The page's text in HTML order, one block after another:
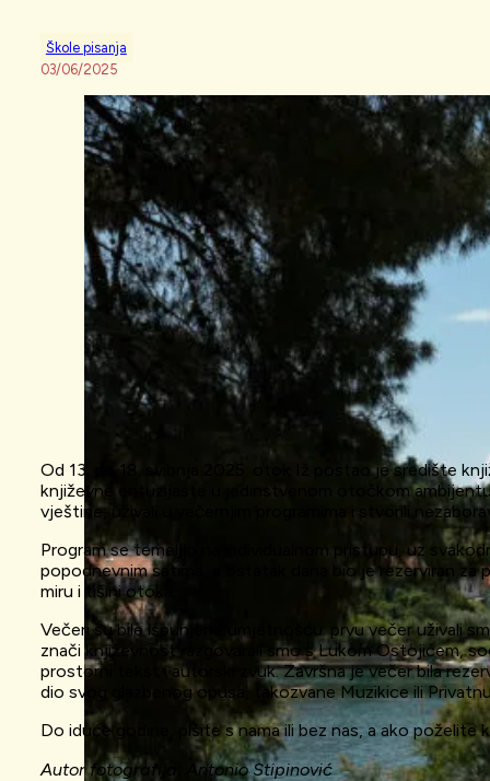
Škole pisanja
03/06/2025
Od 13. do 18. svibnja 2025. otok Iž postao je središte
književne entuzijaste u jedinstvenom otočkom
vještine, uživali u večernjim programima i stvorili
Program se temeljio na individualnom pristupu, uz
popodnevnim satima, a ostatak dana bio je rezerviran
miru i tišini otoka.
Večeri su bile ispunjene umjetnošću: prvu večer uživali
znači književnost razgovarali smo s Lukom Ostojićem,
prostorni tekst i autorski zvuk. Završna je večer bila
dio svog glazbenog opusa, takozvane Muzikice ili
Do iduće godine, pišite s nama ili bez nas, a ako
Autor fotografija: Antonio Stipinović